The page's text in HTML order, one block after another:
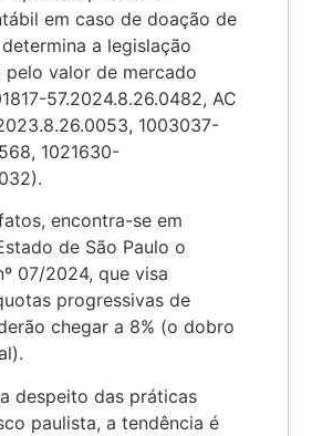
em caso de doação de
a legislação
pelo valor de mercado
57.2024.8.26.0482, AC
1003037-
1021630-
encontra-se em
de São Paulo o
07/2024, que visa
progressivas de
chegar a 8% (o dobro
despeito das práticas
paulista, a tendência é